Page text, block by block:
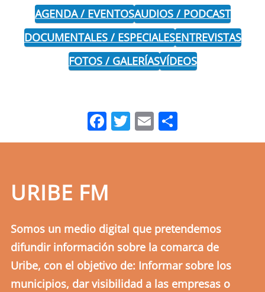
AGENDA / EVENTOSAUDIOS / PODCAST
DOCUMENTALES / ESPECIALESENTREVISTAS
FOTOS / GALERÍASVÍDEOS
Facebook
Twitter
Email
URIBE FM
Somos un medio digital que pretendemos
difundir información sobre la comarca de
Uribe, con el objetivo de: Informar sobre los
municipios, dar visibilidad a las empresas o